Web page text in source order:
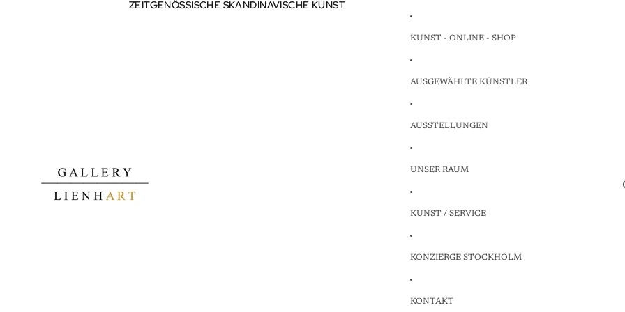
ZEITGENÖSSISCHE SKANDINAVISCHE KUNST
ZEITGENÖSSISCHE SKANDINAVISCHE KUNST
KUNST - ONLINE - SHOP
AUSGEWÄHLTE KÜNSTLER
AUSSTELLUNGEN
UNSER RAUM
KUNST / SERVICE
KONZIERGE STOCKHOLM
KONTAKT